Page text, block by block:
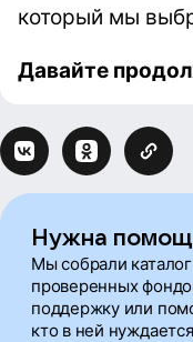
который мы
Давайте
Нужна
Мы собрали каталог
проверенных
поддержку или
кто в ней нуждается